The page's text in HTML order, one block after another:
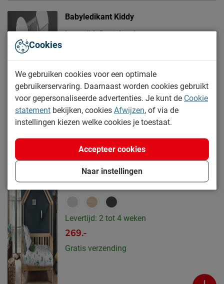
Babyledikant Kiddy
Levertijd: 2 tot 4 weken
Bedbank Dallas als huis
(11)
Levertijd: 2 tot 4 weken
269.-
Gratis verzending
Cookies
We gebruiken cookies voor een optimale
gebruikerservaring. Daarnaast worden cookies gebruikt
voor gepersonaliseerde advertenties. Je kunt de Cookie
statement bekijken, cookies Afwijzen, of via de
instellingen kiezen welke cookies je toestaat.
Naar instellingen
Accepteer cookies